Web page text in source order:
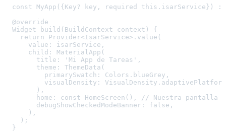
const MyApp({Key? key, required this.isarService}) :
  @override
  Widget build(BuildContext context) {
    return Provider<IsarService>.value(
      value: isarService,
      child: MaterialApp(
        title: 'Mi App de Tareas',
        theme: ThemeData(
          primarySwatch: Colors.blueGrey,
visualDensity:
        ),
home: const HomeScreen(), // Nuestra pantalla
        debugShowCheckedModeBanner: false,
      ),
    );
  }